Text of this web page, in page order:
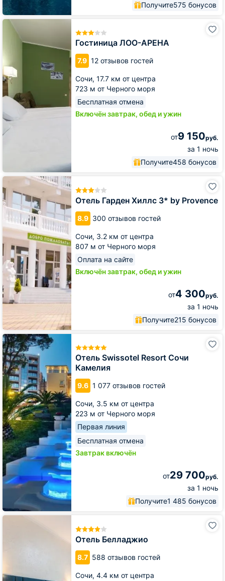
Получите575 бонусов
Гостиница ЛОО-АРЕНА
7.9 12 отзывов гостей
Сочи, 17.7 км от центра
723 м от Черного моря
Бесплатная отмена
Включён завтрак, обед и ужин
от9 150руб.
за 1 ночь
Получите458 бонусов
Гостиница
ЛОО-
АРЕНА
Отель Гарден Хиллс 3* by Provence
8.9 300 отзывов гостей
Сочи, 3.2 км от центра
807 м от Черного моря
Оплата на сайте
Включён завтрак, обед и ужин
от4 300руб.
за 1 ночь
Получите215 бонусов
Отель
Гарден
Хиллс
3*
Provence
Отель Swissotel Resort Сочи
Камелия
9.6 1 077 отзывов гостей
Сочи, 3.5 км от центра
223 м от Черного моря
Первая линия
Бесплатная отмена
Завтрак включён
от29 700руб.
за 1 ночь
Получите1 485 бонусов
Отель
Swissotel
Resort
Сочи
Камелия
Отель Белладжио
8.7 588 отзывов гостей
Сочи, 4.4 км от центра
Отель